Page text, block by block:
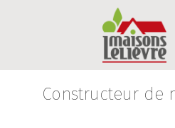
Constructeur de